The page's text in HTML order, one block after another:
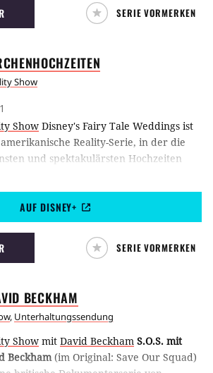
SERIE VORMERKEN
Show
1
Show Disney's Fairy Tale Weddings ist
Reality-Serie, in der die
und spektakulärsten Hochzeiten
begleitet werden. (MW)
AUF DISNEY+
SERIE VORMERKEN
BECKHAM
, Unterhaltungssendung
Show mit David Beckham S.O.S. mit
Beckham(im Original: Save Our Squad)